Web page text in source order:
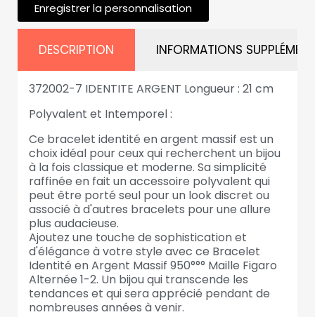
Enregistrer la personnalisation
DESCRIPTION INFORMATIONS
372002-7 IDENTITE ARGENT Longueur : 21 cm
Polyvalent et Intemporel :
Ce bracelet identité en argent massif est un
choix idéal pour ceux qui recherchent un bijou
à la fois classique et moderne. Sa simplicité
raffinée en fait un accessoire polyvalent qui
peut être porté seul pour un look discret ou
associé à d'autres bracelets pour une allure
plus audacieuse.
Ajoutez une touche de sophistication et
d'élégance à votre style avec ce Bracelet
Identité en Argent Massif 950°°° Maille Figaro
Alternée 1-2. Un bijou qui transcende les
tendances et qui sera apprécié pendant de
nombreuses années à venir.